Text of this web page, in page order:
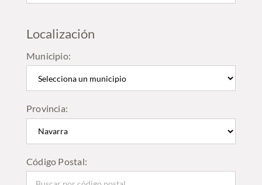
Localización
Municipio:
Provincia:
Código Postal: